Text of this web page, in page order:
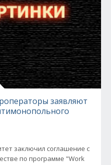
заявляют
заключил соглашение с
по программе "Work